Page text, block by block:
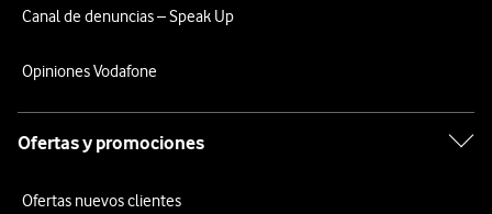
Canal de denuncias – Speak Up
Opiniones Vodafone
Ofertas y promociones
Ofertas nuevos clientes